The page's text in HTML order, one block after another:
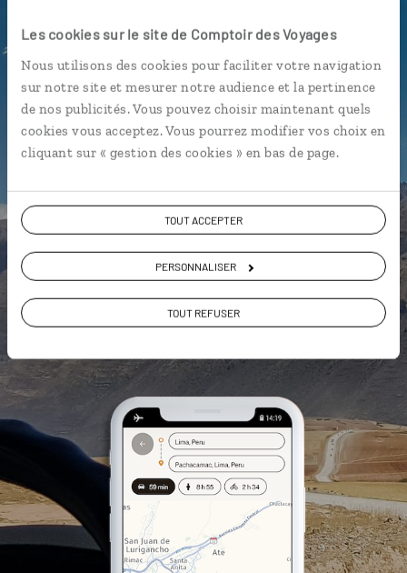
Les cookies sur le site de Comptoir des Voyages
Nous utilisons des cookies pour faciliter votre navigation
sur notre site et mesurer notre audience et la pertinence
de nos publicités. Vous pouvez choisir maintenant quels
cookies vous acceptez. Vous pourrez modifier vos choix en
cliquant sur « gestion des cookies » en bas de page.
TOUT ACCEPTER
PERSONNALISER
TOUT REFUSER
L’itinéraire vers la maison de votre
hôte en 1 clic
Notre sélection decevicherias
Les plus beaux sites incas
géolocalisés
vous-même
DÉCOUVRIR LUCIOLE